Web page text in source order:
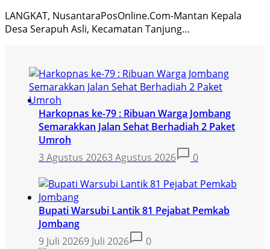
LANGKAT, NusantaraPosOnline.Com-Mantan Kepala
Desa Serapuh Asli, Kecamatan Tanjung…
Harkopnas ke-79 : Ribuan Warga Jombang
Semarakkan Jalan Sehat Berhadiah 2 Paket
Umroh
3 Agustus 20263 Agustus 2026 0
Bupati Warsubi Lantik 81 Pejabat Pemkab
Jombang
9 Juli 20269 Juli 2026 0